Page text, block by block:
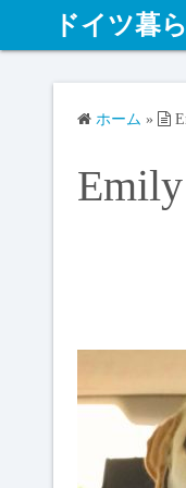
ドイツ暮
ホーム »
Emily